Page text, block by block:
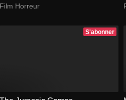
Film Horreur
S'abonner